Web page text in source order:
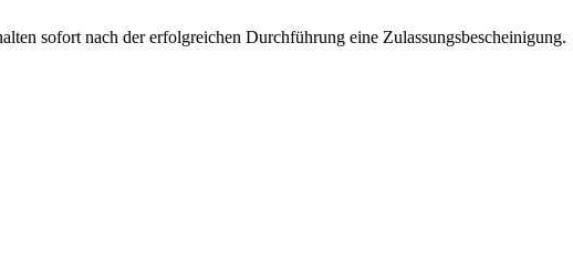
sofort nach der erfolgreichen Durchführung eine Zulassungsbescheinigung.